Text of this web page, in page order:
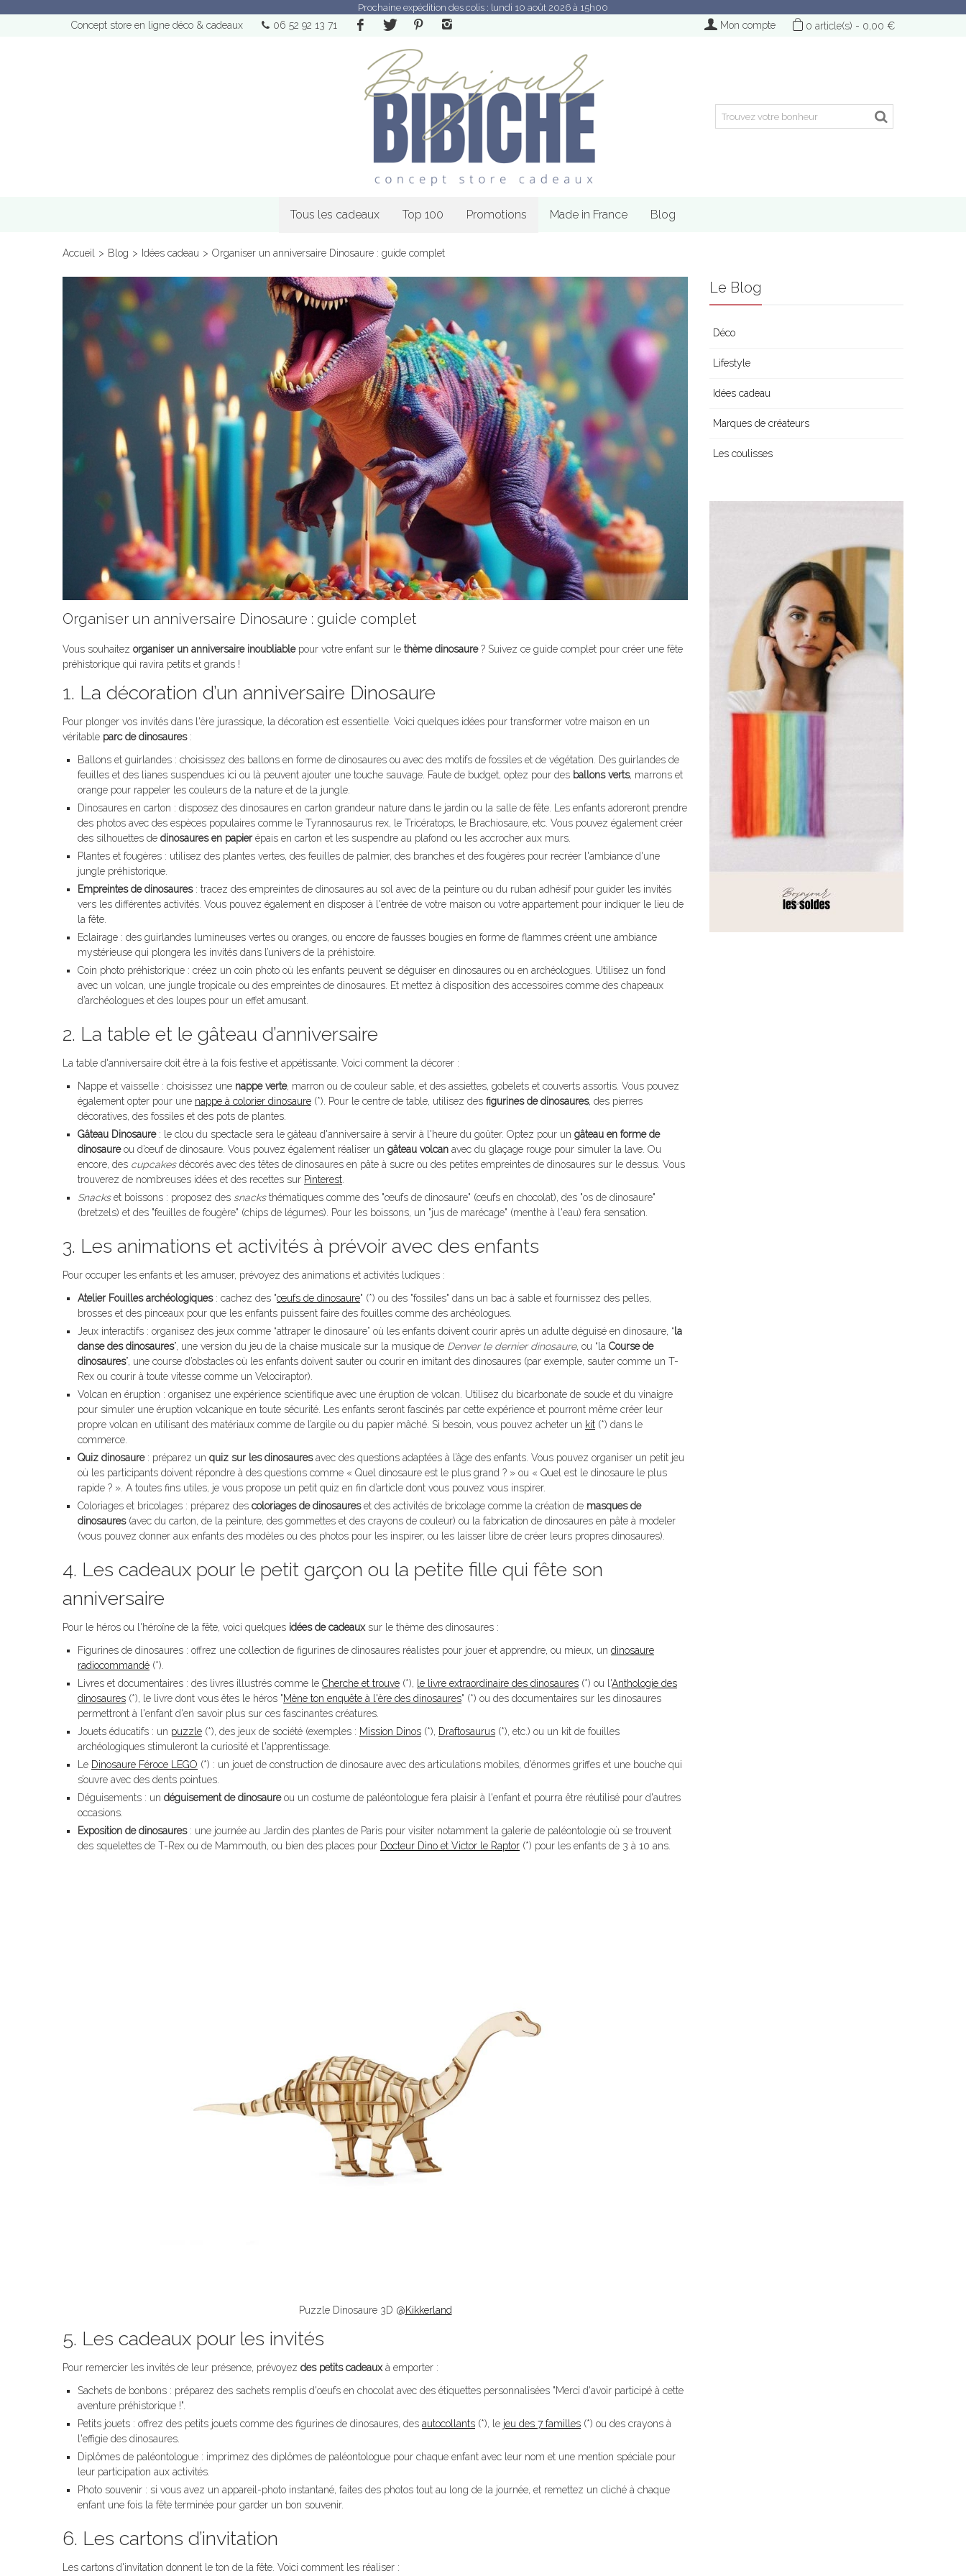
Prochaine expédition des colis : lundi 10 août 2026 à 15h00
Concept store en ligne déco & cadeaux 06 52 92 13 71 0 article(s) - 0,00 €
Mon compte
Tous les cadeaux Top 100 Promotions Made in France Blog
Accueil > Blog > Idées cadeau > Organiser un anniversaire Dinosaure : guide complet
Organiser un anniversaire Dinosaure : guide complet
Vous souhaitez organiser un anniversaire inoubliablepour votre enfant sur le thème dinosaure? Suivez ce guide complet pour créer une fête
préhistorique qui ravira petits et grands !
1. La décoration d’un anniversaire Dinosaure
Pour plonger vos invités dans l'ère jurassique, la décoration est essentielle. Voici quelques idées pour transformer votre maison en un
véritable parc de dinosaures:
Ballons et guirlandes : choisissez des ballons en forme de dinosaures ou avec des motifs de fossiles et de végétation. Des guirlandes de
feuilles et des lianes suspendues ici ou là peuvent ajouter une touche sauvage. Faute de budget, optez pour des ballons verts, marrons et
orange pour rappeler les couleurs de la nature et de la jungle.
Dinosaures en carton : disposez des dinosaures en carton grandeur nature dans le jardin ou la salle de fête. Les enfants adoreront prendre
des photos avec des espèces populaires comme le Tyrannosaurus rex, le Tricératops, le Brachiosaure, etc. Vous pouvez également créer
des silhouettes de dinosaures en papierépais en carton et les suspendre au plafond ou les accrocher aux murs.
Plantes et fougères : utilisez des plantes vertes, des feuilles de palmier, des branches et des fougères pour recréer l'ambiance d'une
jungle préhistorique.
Empreintes de dinosaures: tracez des empreintes de dinosaures au sol avec de la peinture ou du ruban adhésif pour guider les invités
vers les différentes activités. Vous pouvez également en disposer à l'entrée de votre maison ou votre appartement pour indiquer le lieu de
la fête.
Eclairage : des guirlandes lumineuses vertes ou oranges, ou encore de fausses bougies en forme de flammes créent une ambiance
mystérieuse qui plongera les invités dans l’univers de la préhistoire.
Coin photo préhistorique : créez un coin photo où les enfants peuvent se déguiser en dinosaures ou en archéologues. Utilisez un fond
avec un volcan, une jungle tropicale ou des empreintes de dinosaures. Et mettez à disposition des accessoires comme des chapeaux
d’archéologues et des loupes pour un effet amusant.
2. La table et le gâteau d’anniversaire
La table d'anniversaire doit être à la fois festive et appétissante. Voici comment la décorer :
Nappe et vaisselle : choisissez une nappe verte, marron ou de couleur sable, et des assiettes, gobelets et couverts assortis. Vous pouvez
également opter pour une nappe à colorier dinosaure (*). Pour le centre de table, utilisez des figurines de dinosaures, des pierres
décoratives, des fossiles et des pots de plantes.
Gâteau Dinosaure: le clou du spectacle sera le gâteau d'anniversaire à servir à l'heure du goûter. Optez pour un gâteau en forme de
dinosaureou d’œuf de dinosaure. Vous pouvez également réaliser un gâteau volcan avec du glaçage rouge pour simuler la lave. Ou
encore, des cupcakesdécorés avec des têtes de dinosaures en pâte à sucre ou des petites empreintes de dinosaures sur le dessus. Vous
trouverez de nombreuses idées et des recettes sur Pinterest
Snackset boissons : proposez des snacksthématiques comme des "œufs de dinosaure" (œufs en chocolat), des "os de dinosaure"
(bretzels) et des "feuilles de fougère" (chips de légumes). Pour les boissons, un "jus de marécage" (menthe à l'eau) fera sensation.
3. Les animations et activités à prévoir avec des enfants
Pour occuper les enfants et les amuser, prévoyez des animations et activités ludiques :
Atelier Fouilles archéologiques: cachez des "œufs de dinosaure" (*) ou des "fossiles" dans un bac à sable et fournissez des pelles,
brosses et des pinceaux pour que les enfants puissent faire des fouilles comme des archéologues.
Jeux interactifs : organisez des jeux comme “attraper le dinosaure” où les enfants doivent courir après un adulte déguisé en dinosaure, “la
danse des dinosaures”, une version du jeu de la chaise musicale sur la musique de Denver le dernier dinosaure, ou “la Course de
dinosaures”, une course d’obstacles où les enfants doivent sauter ou courir en imitant des dinosaures (par exemple, sauter comme un T-
Rex ou courir à toute vitesse comme un Velociraptor).
Volcan en éruption : organisez une expérience scientifique avec une éruption de volcan. Utilisez du bicarbonate de soude et du vinaigre
pour simuler une éruption volcanique en toute sécurité. Les enfants seront fascinés par cette expérience et pourront même créer leur
propre volcan en utilisant des matériaux comme de l’argile ou du papier mâché. Si besoin, vous pouvez acheter un kit (*) dans le
commerce.
Quiz dinosaure: préparez un quiz sur les dinosauresavec des questions adaptées à l’âge des enfants. Vous pouvez organiser un petit jeu
où les participants doivent répondre à des questions comme « Quel dinosaure est le plus grand ? » ou « Quel est le dinosaure le plus
rapide ? ». A toutes fins utiles, je vous propose un petit quiz en fin d’article dont vous pouvez vous inspirer.
Coloriages et bricolages : préparez des coloriages de dinosaureset des activités de bricolage comme la création de masques de
dinosaures(avec du carton, de la peinture, des gommettes et des crayons de couleur) ou la fabrication de dinosaures en pâte à modeler
(vous pouvez donner aux enfants des modèles ou des photos pour les inspirer, ou les laisser libre de créer leurs propres dinosaures).
4. Les cadeaux pour le petit garçon ou la petite fille qui fête son
anniversaire
Pour le héros ou l'héroïne de la fête, voici quelques idées de cadeauxsur le thème des dinosaures :
Figurines de dinosaures : offrez une collection de figurines de dinosaures réalistes pour jouer et apprendre, ou mieux, un dinosaure
radiocommandé (*).
Livres et documentaires : des livres illustrés comme le Cherche et trouve (*), le livre extraordinaire des dinosaures (*) ou l'Anthologie des
dinosaures (*), le livre dont vous êtes le héros "Mène ton enquête à l'ère des dinosaures" (*) ou des documentaires sur les dinosaures
permettront à l'enfant d'en savoir plus sur ces fascinantes créatures.
Jouets éducatifs : un puzzle (*), des jeux de société (exemples : Mission Dinos (*), Draftosaurus (*), etc.) ou un kit de fouilles
archéologiques stimuleront la curiosité et l'apprentissage.
Le Dinosaure Féroce LEGO (*) : un jouet de construction de dinosaure avec des articulations mobiles, d’énormes griffes et une bouche qui
s’ouvre avec des dents pointues.
Déguisements : un déguisement de dinosaureou un costume de paléontologue fera plaisir à l'enfant et pourra être réutilisé pour d'autres
occasions.
Exposition de dinosaures: une journée au Jardin des plantes de Paris pour visiter notamment la galerie de paléontologie où se trouvent
des squelettes de T-Rex ou de Mammouth, ou bien des places pour Docteur Dino et Victor le Raptor (*) pour les enfants de 3 à 10 ans.
Puzzle Dinosaure 3D @Kikkerland
5. Les cadeaux pour les invités
Pour remercier les invités de leur présence, prévoyez des petits cadeauxà emporter :
Sachets de bonbons : préparez des sachets remplis d'oeufs en chocolat avec des étiquettes personnalisées "Merci d'avoir participé à cette
aventure préhistorique !".
Petits jouets : offrez des petits jouets comme des figurines de dinosaures, des autocollants (*), le jeu des 7 familles (*) ou des crayons à
l'effigie des dinosaures.
Diplômes de paléontologue : imprimez des diplômes de paléontologue pour chaque enfant avec leur nom et une mention spéciale pour
leur participation aux activités.
Photo souvenir : si vous avez un appareil-photo instantané, faites des photos tout au long de la journée, et remettez un cliché à chaque
enfant une fois la fête terminée pour garder un bon souvenir.
6. Les cartons d’invitation
Les cartons d'invitation donnent le ton de la fête. Voici comment les réaliser :
Le Blog
Déco
Lifestyle
Idées cadeau
Marques de créateurs
Les coulisses